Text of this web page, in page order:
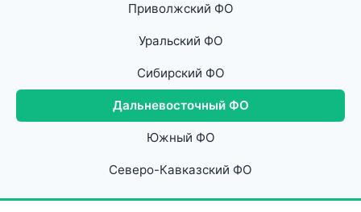
Приволжский ФО
Уральский ФО
Сибирский ФО
Дальневосточный ФО
Южный ФО
Северо-Кавказский ФО